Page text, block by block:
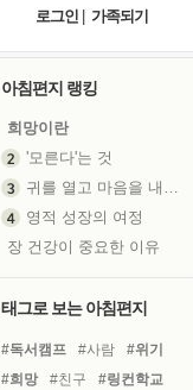
로그인
가족되기
아침편지 랭킹
희망이란
'모른다'는 것
귀를 열고 마음을 내어주고
영적 성장의 여정
장 건강이 중요한 이유
태그로 보는 아침편지
#독서캠프 #사람
#위기
#희망
#친구
#링컨학교